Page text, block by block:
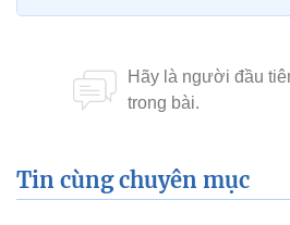
Tin cùng chuyên mục